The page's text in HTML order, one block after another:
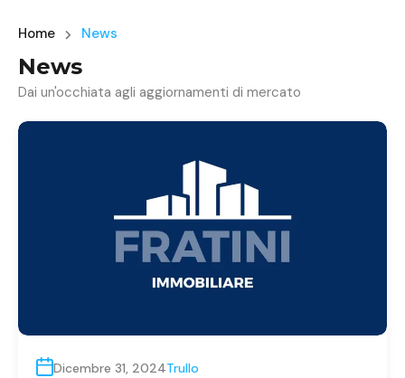
Home News
News
Dai un'occhiata agli aggiornamenti di mercato
Dicembre 31, 2024Trullo